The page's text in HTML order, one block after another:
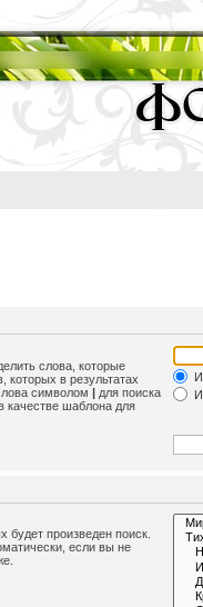
слова, которые
которых в результатах
символом | для поиска
качестве шаблона для
произведен поиск.
если вы не